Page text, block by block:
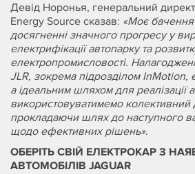
Девід Норонья, генеральний
Energy Source сказав: «Моє
досягненні значного прогресу у
електрифікації автопарку та
електропромисловості.
JLR, зокрема підрозділом InMotion,
а ідеальним шляхом для реалізації
використовуватимемо колективний
прокладаючи шлях до наступного
щодо ефективних рішень».
ОБЕРІТЬ СВІЙ ЕЛЕКТРОКАР З
АВТОМОБІЛІВ JAGUAR